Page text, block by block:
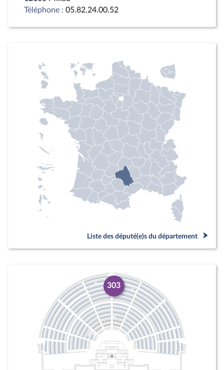
Téléphone : 05.82.24.00.52
Liste des député(e)s du département
303